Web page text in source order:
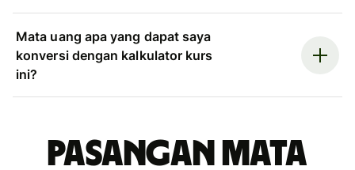
Mata uang apa yang dapat saya
konversi dengan kalkulator kurs
ini?
Pasangan mata